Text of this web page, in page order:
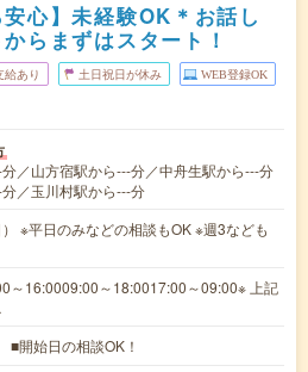
安心】未経験OK＊お話し
らまずはスタート！
給あり 土日祝日が休み WEB登録OK
／山方宿駅から---分／中舟生駅から---分
／玉川村駅から---分
※平日のみなどの相談もOK ※週3なども
～16:0009:00～18:0017:00～09:00※ 上記
開始日の相談OK！